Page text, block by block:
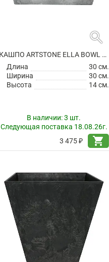
search
КАШПО ARTSTONE ELLA BOWL GREY
Длина
30 см.
Ширина
30 см.
Высота
14 см.
В наличии:3 шт.
Следующая поставка 18.08.26г.
3 475 ₽
shopping_cart